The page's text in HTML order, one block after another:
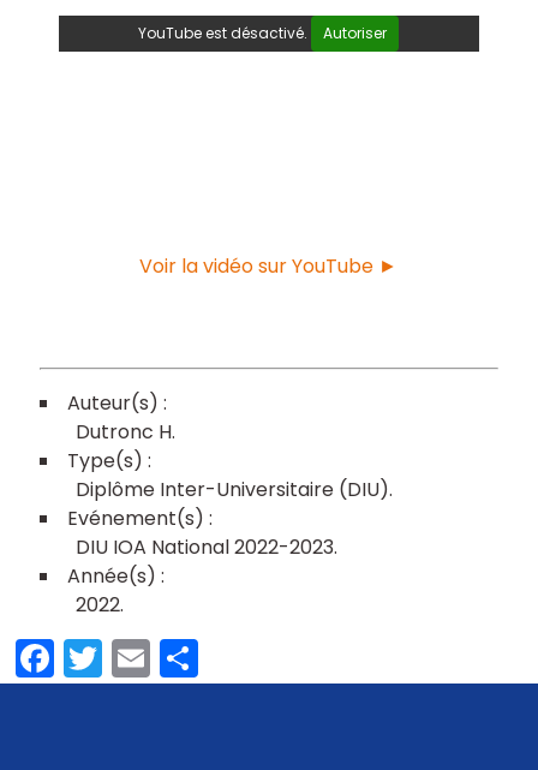
YouTube est désactivé. Autoriser
Voir la vidéo sur YouTube ►
Dutronc H
Diplôme Inter-Universitaire (DIU)
DIU IOA National 2022-2023
2022
Facebook
Twitter
EmailPartager